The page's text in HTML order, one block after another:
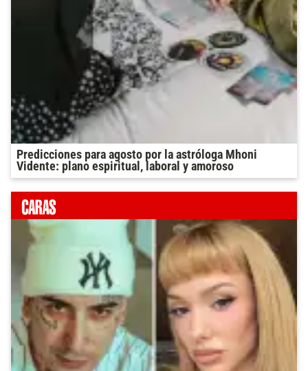
Predicciones para agosto por la astróloga Mhoni
Vidente: plano espiritual, laboral y amoroso